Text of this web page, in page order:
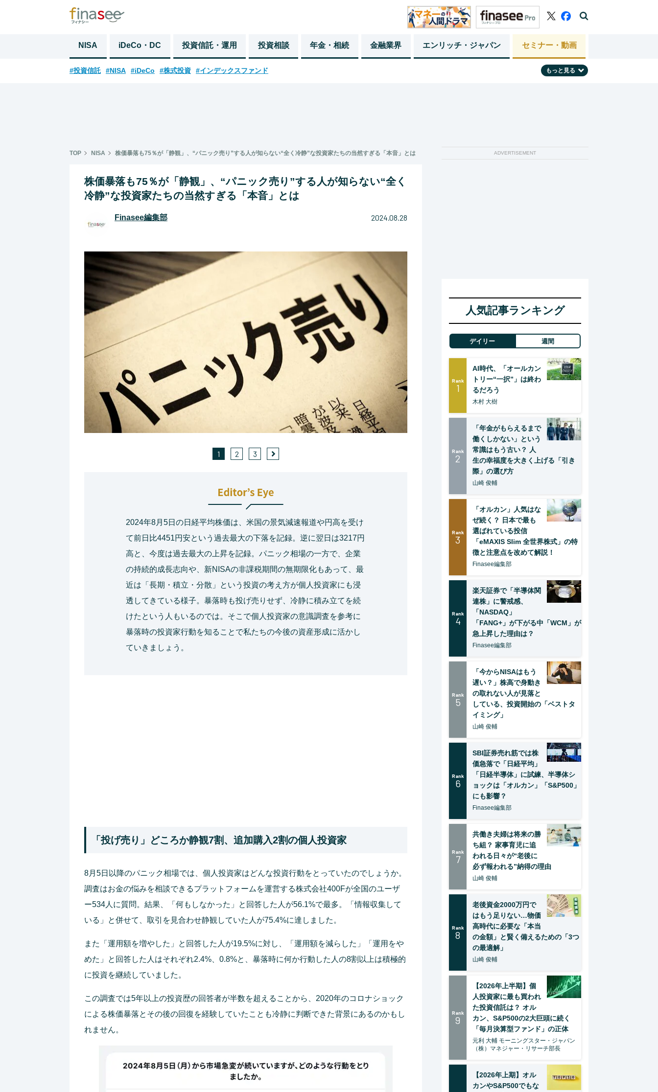
NISA iDeCo・DC 投資信託・運用 投資相談 年金・相続 金融業界 エンリッチ・ジャパン セミナー・動画
#投資信託 #NISA #iDeCo #株式投資 #インデックスファンド もっと見る
TOP NISA 株価暴落も75％が「静観」、“パニック売り”する人が知らない“全く冷静”な投資家たちの当然すぎる「本音」とは
株価暴落も75％が「静観」、“パニック売り”する人が知らない“全く
冷静”な投資家たちの当然すぎる「本音」とは
Finasee編集部 2024.08.28
1 2 3
2024年8月5日の日経平均株価は、米国の景気減速報道や円高を受け
て前日比4451円安という過去最大の下落を記録。逆に翌日は3217円
高と、今度は過去最大の上昇を記録。パニック相場の一方で、企業
の持続的成長志向や、新NISAの非課税期間の無期限化もあって、最
近は「長期・積立・分散」という投資の考え方が個人投資家にも浸
透してきている様子。暴落時も投げ売りせず、冷静に積み立てを続
けたという人もいるのでは。そこで個人投資家の意識調査を参考に
暴落時の投資家行動を知ることで私たちの今後の資産形成に活かし
ていきましょう。
「投げ売り」どころか静観7割、追加購入2割の個人投資家
8月5日以降のパニック相場では、個人投資家はどんな投資行動をとっていたのでしょうか。
調査はお金の悩みを相談できるプラットフォームを運営する株式会社400Fが全国のユーザ
ー534人に質問。結果、「何もしなかった」と回答した人が56.1%で最多。「情報収集して
いる」と併せて、取引を見合わせ静観していた人が75.4%に達しました。
また「運用額を増やした」と回答した人が19.5%に対し、「運用額を減らした」「運用をや
めた」と回答した人はそれぞれ2.4%、0.8%と、暴落時に何か行動した人の8割以上は積極的
に投資を継続していました。
この調査では5年以上の投資歴の回答者が半数を超えることから、2020年のコロナショック
による株価暴落とその後の回復を経験していたことも冷静に判断できた背景にあるのかもし
れません。
ADVERTISEMENT
人気記事ランキング
デイリー 週間
Rank
1
AI時代、「オールカン
トリー“一択”」は終わ
るだろう
木村 大樹
Rank
2
「年金がもらえるまで
働くしかない」という
常識はもう古い？ 人
生の幸福度を大きく上げる「引き
際」の選び方
山崎 俊輔
Rank
3
「オルカン」人気はな
ぜ続く？ 日本で最も
選ばれている投信
「eMAXIS Slim 全世界株式」の特
徴と注意点を改めて解説！
Finasee編集部
Rank
4
楽天証券で「半導体関
連株」に警戒感、
「NASDAQ」
「FANG+」が下がる中「WCM」が
急上昇した理由は？
Finasee編集部
Rank
5
「今からNISAはもう
遅い？」株高で身動き
の取れない人が見落と
している、投資開始の「ベストタ
イミング」
山崎 俊輔
Rank
6
SBI証券売れ筋では株
価急落で「日経平均」
「日経半導体」に試練、半導体シ
ョックは「オルカン」「S&P500」
にも影響？
Finasee編集部
Rank
7
共働き夫婦は将来の勝
ち組？ 家事育児に追
われる日々が“老後に
必ず報われる”納得の理由
山崎 俊輔
Rank
8
老後資金2000万円で
はもう足りない…物価
高時代に必要な「本当
の金額」と賢く備えるための「3つ
の最適解」
山崎 俊輔
Rank
9
【2026年上半期】個
人投資家に最も買われ
た投資信託は？ オル
カン、S&P500の2大巨頭に続く
「毎月決算型ファンド」の正体
元利 大輔 モーニングスター・ジャパン
（株）マネジャー・リサーチ部長
【2026年上期】オル
カンやS&P500でもな